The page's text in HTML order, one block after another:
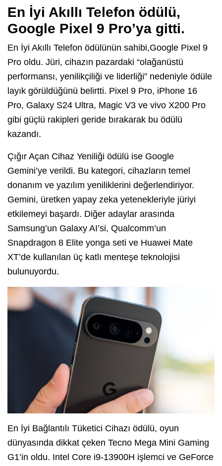
En İyi Akıllı Telefon ödülü,
Google Pixel 9 Pro’ya gitti.
En İyi Akıllı Telefon ödülünün sahibi,Google Pixel 9
Pro oldu. Jüri, cihazın pazardaki “olağanüstü
performansı, yenilikçiliği ve liderliği” nedeniyle ödüle
layık görüldüğünü belirtti. Pixel 9 Pro, iPhone 16
Pro, Galaxy S24 Ultra, Magic V3 ve vivo X200 Pro
gibi güçlü rakipleri geride bırakarak bu ödülü
kazandı.
Çığır Açan Cihaz Yeniliği ödülü ise Google
Gemini’ye verildi. Bu kategori, cihazların temel
donanım ve yazılım yeniliklerini değerlendiriyor.
Gemini, üretken yapay zeka yetenekleriyle jüriyi
etkilemeyi başardı. Diğer adaylar arasında
Samsung’un Galaxy AI’si, Qualcomm’un
Snapdragon 8 Elite yonga seti ve Huawei Mate
XT’de kullanılan üç katlı menteşe teknolojisi
bulunuyordu.
En İyi Bağlantılı Tüketici Cihazı ödülü, oyun
dünyasında dikkat çeken Tecno Mega Mini Gaming
G1’in oldu. Intel Core i9-13900H işlemci ve GeForce